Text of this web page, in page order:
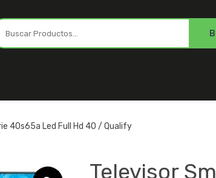
40s65a Led Full Hd 40 / Qualify
Televisor